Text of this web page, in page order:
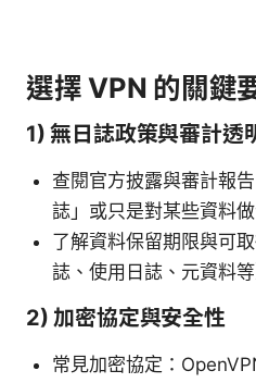
選擇 VPN 的關鍵
1) 無日誌政策與審計透
查閱官方披露與審計報
誌」或只是對某些資料做
了解資料保留期限與可
誌、使用日誌、元資料等
2) 加密協定與安全性
常見加密協定：